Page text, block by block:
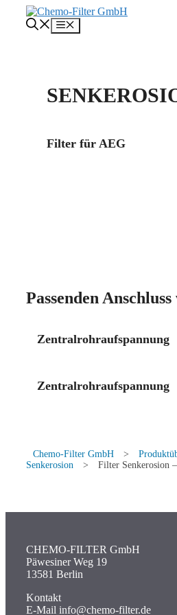
Inhalt
Menü
Filter für AEG
Passenden
Zentralrohraufspannung
Zentralrohraufspannung
Chemo-Filter GmbH >
Senkerosion
> Filter Senkerosion
CHEMO-FILTER GmbH
Päwesiner Weg 19
13581 Berlin
Kontakt
E-Mail info@chemo-filter.de